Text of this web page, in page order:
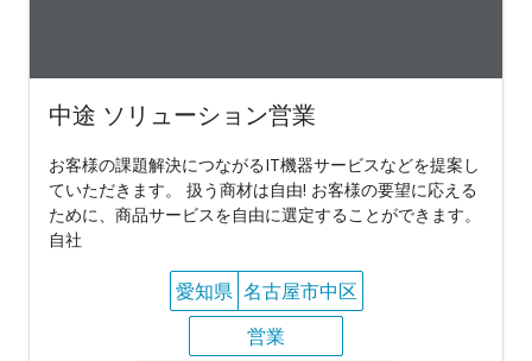
中途 ソリューション営業
お客様の課題解決につながるIT機器サービスなどを提案し
ていただきます。 扱う商材は自由! お客様の要望に応える
ために、商品サービスを自由に選定することができます。
自社
愛知県 名古屋市中区
営業